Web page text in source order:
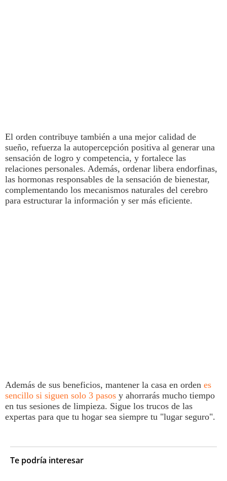
El orden contribuye también a una mejor calidad de
sueño, refuerza la autopercepción positiva al generar una
sensación de logro y competencia, y fortalece las
relaciones personales. Además, ordenar libera endorfinas,
las hormonas responsables de la sensación de bienestar,
complementando los mecanismos naturales del cerebro
para estructurar la información y ser más eficiente.
Además de sus beneficios, mantener la casa en orden es
sencillo si siguen solo 3 pasosy ahorrarás mucho tiempo
en tus sesiones de limpieza. Sigue los trucos de las
expertas para que tu hogar sea siempre tu "lugar seguro".
Te podría interesar